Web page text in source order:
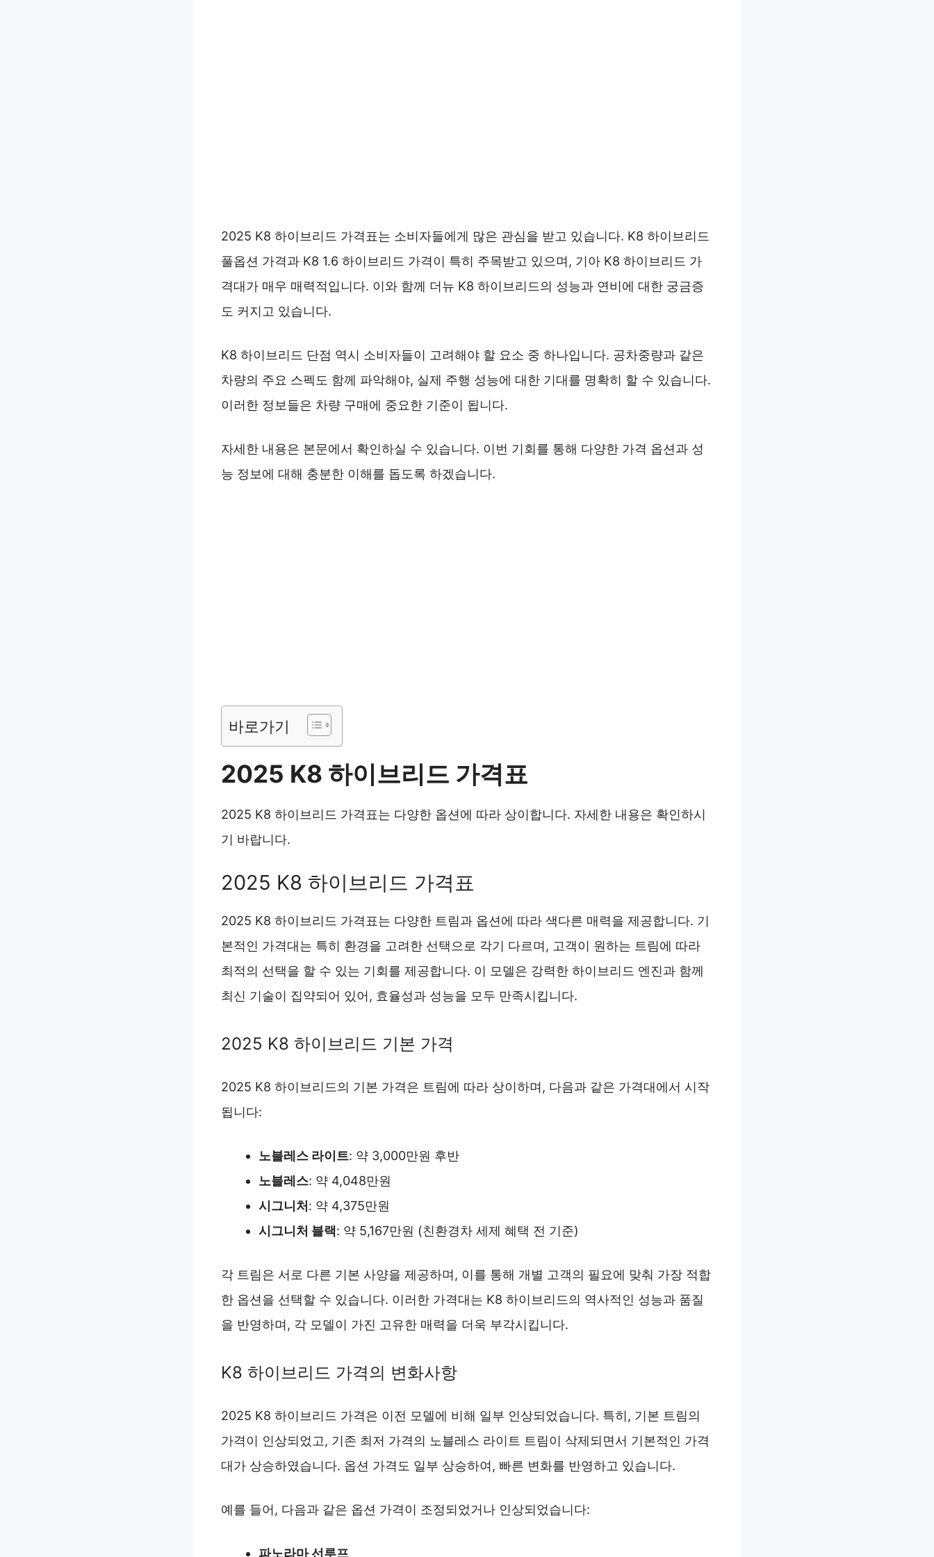
2025 K8 하이브리드 가격표는 소비자들에게 많은 관심을 받고 있습니다. K8 하이브리드
풀옵션 가격과 K8 1.6 하이브리드 가격이 특히 주목받고 있으며, 기아 K8 하이브리드 가
격대가 매우 매력적입니다. 이와 함께 더뉴 K8 하이브리드의 성능과 연비에 대한 궁금증
도 커지고 있습니다.
K8 하이브리드 단점 역시 소비자들이 고려해야 할 요소 중 하나입니다. 공차중량과 같은
차량의 주요 스펙도 함께 파악해야, 실제 주행 성능에 대한 기대를 명확히 할 수 있습니다.
이러한 정보들은 차량 구매에 중요한 기준이 됩니다.
자세한 내용은 본문에서 확인하실 수 있습니다. 이번 기회를 통해 다양한 가격 옵션과 성
능 정보에 대해 충분한 이해를 돕도록 하겠습니다.
바로가기
2025 K8 하이브리드 가격표
2025 K8 하이브리드 가격표는 다양한 옵션에 따라 상이합니다. 자세한 내용은 확인하시
기 바랍니다.
2025 K8 하이브리드 가격표
2025 K8 하이브리드 가격표는 다양한 트림과 옵션에 따라 색다른 매력을 제공합니다. 기
본적인 가격대는 특히 환경을 고려한 선택으로 각기 다르며, 고객이 원하는 트림에 따라
최적의 선택을 할 수 있는 기회를 제공합니다. 이 모델은 강력한 하이브리드 엔진과 함께
최신 기술이 집약되어 있어, 효율성과 성능을 모두 만족시킵니다.
2025 K8 하이브리드 기본 가격
2025 K8 하이브리드의 기본 가격은 트림에 따라 상이하며, 다음과 같은 가격대에서 시작
됩니다:
노블레스 라이트: 약 3,000만원 후반
노블레스: 약 4,048만원
시그니처: 약 4,375만원
시그니처 블랙: 약 5,167만원 (친환경차 세제 혜택 전 기준)
각 트림은 서로 다른 기본 사양을 제공하며, 이를 통해 개별 고객의 필요에 맞춰 가장 적합
한 옵션을 선택할 수 있습니다. 이러한 가격대는 K8 하이브리드의 역사적인 성능과 품질
을 반영하며, 각 모델이 가진 고유한 매력을 더욱 부각시킵니다.
K8 하이브리드 가격의 변화사항
2025 K8 하이브리드 가격은 이전 모델에 비해 일부 인상되었습니다. 특히, 기본 트림의
가격이 인상되었고, 기존 최저 가격의 노블레스 라이트 트림이 삭제되면서 기본적인 가격
대가 상승하였습니다. 옵션 가격도 일부 상승하여, 빠른 변화를 반영하고 있습니다.
예를 들어, 다음과 같은 옵션 가격이 조정되었거나 인상되었습니다:
파노라마 선루프